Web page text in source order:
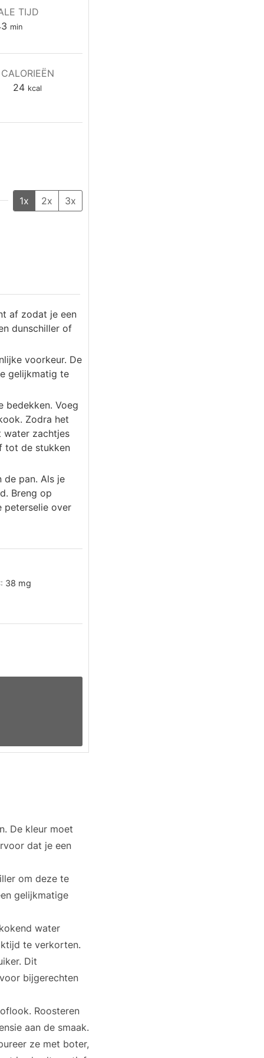
TIJD
minuten
min
CALORIEËN
24 kcal
1x 2x 3x
af zodat je een
dunschiller of
voorkeur. De
gelijkmatig te
bedekken. Voeg
Zodra het
water zachtjes
tot de stukken
pan. Als je
Breng op
peterselie over
38 mg
De kleur moet
dat je een
om deze te
gelijkmatige
water
te verkorten.
Dit
bijgerechten
Roosteren
aan de smaak.
ze met boter,